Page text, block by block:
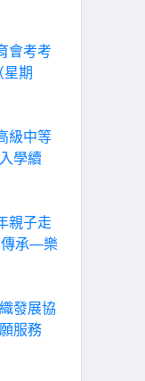
會考考
期
級中等
學續
親子走
傳承—樂
發展協
服務